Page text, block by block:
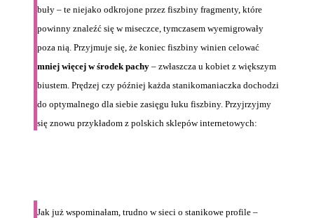
buły – te niejako odkrojone przez fiszbiny fragmenty, które
powinny znaleźć się w miseczce, tymczasem wyemigrowały
poza nią. Przyjmuje się, że koniec fiszbiny winien celować
mniej więcej w środek pachy – zwłaszcza u kobiet z większym
biustem. Prędzej czy później każda stanikomaniaczka dochodzi
do optymalnego dla siebie zasięgu łuku fiszbiny. Przyjrzyjmy
się znowu przykładom z polskich sklepów internetowych:
Jak już wspominałam, trudno w sieci o stanikowe profile –